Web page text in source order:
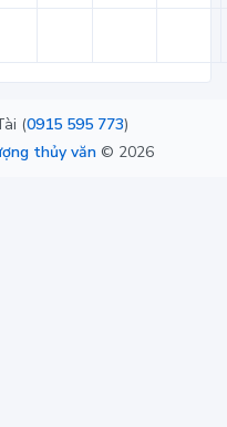
(0915 595 773)
thủy văn © 2026